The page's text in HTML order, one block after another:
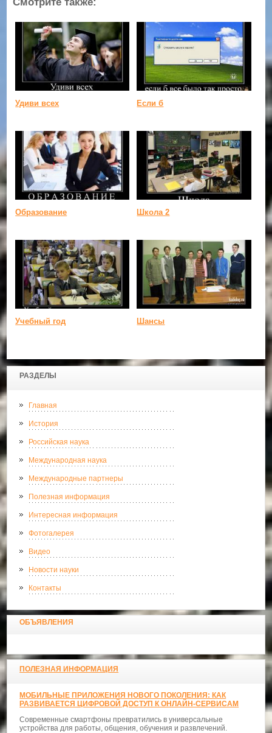
РАЗДЕЛЫ
Главная
История
Российская наука
Международная наука
Международные партнеры
Полезная информация
Интересная информация
Фотогалерея
Видео
Новости науки
Контакты
ОБЪЯВЛЕНИЯ
ПОЛЕЗНАЯ ИНФОРМАЦИЯ
МОБИЛЬНЫЕ ПРИЛОЖЕНИЯ НОВОГО ПОКОЛЕНИЯ: КАК
РАЗВИВАЕТСЯ ЦИФРОВОЙ ДОСТУП К ОНЛАЙН-СЕРВИСАМ
Современные смартфоны превратились в универсальные
устройства для работы, общения, обучения и развлечений.
Удиви всех Если б
Образование Школа 2
Учебный год Шансы